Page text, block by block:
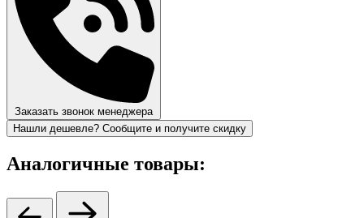
Заказать звонок менеджера
Нашли дешевле? Сообщите и получите скидку
Аналогичные товары: